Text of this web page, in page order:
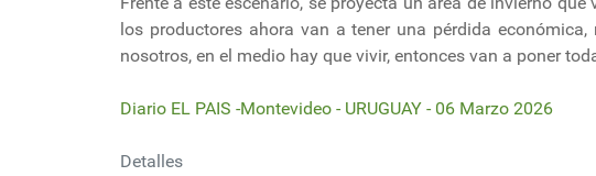
los productores ahora van a tener una pérdida
nosotros, en el medio hay que vivir, entonces van a poner
Diario EL PAIS -Montevideo - URUGUAY - 06 Marzo 2026
Detalles